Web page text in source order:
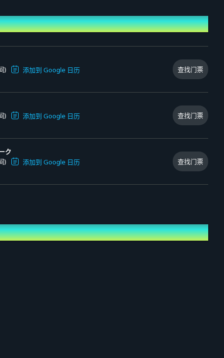
)
添加到 Google 日历
查找门票
)
添加到 Google 日历
查找门票
ク
)
添加到 Google 日历
查找门票